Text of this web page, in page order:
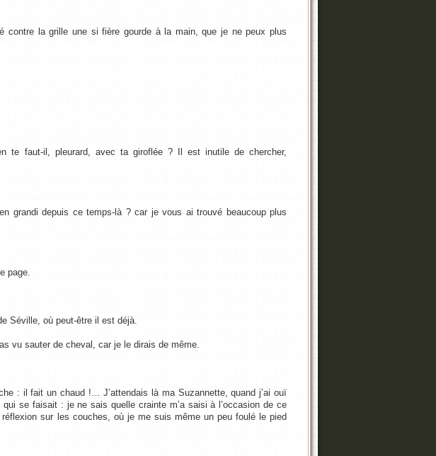
contre la grille une si fière gourde à la main, que je ne peux plus
te faut-il, pleurard, avec ta giroflée ? Il est inutile de chercher,
grandi depuis ce temps-là ? car je vous ai trouvé beaucoup plus
page.
Séville, où peut-être il est déjà.
vu sauter de cheval, car je le dirais de même.
: il fait un chaud !… J’attendais là ma Suzannette, quand j’ai ouï
se faisait : je ne sais quelle crainte m’a saisi à l’occasion de ce
sur les couches, où je me suis même un peu foulé le pied